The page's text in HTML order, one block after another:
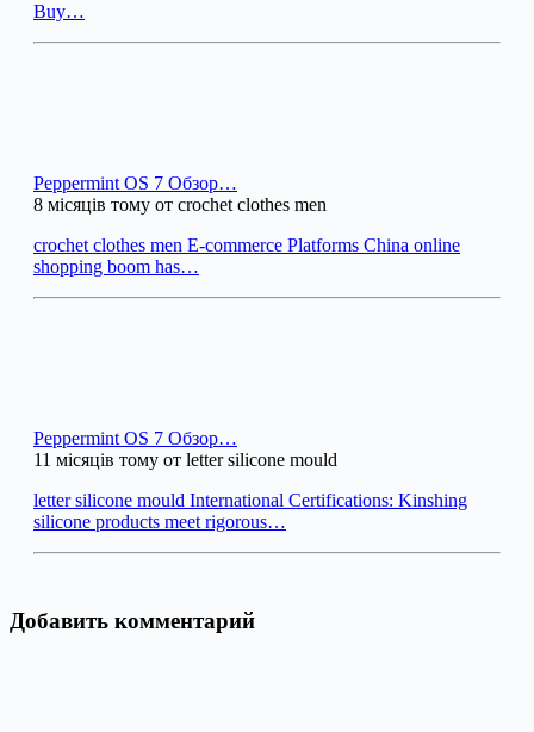
Buy…
Peppermint OS 7 Обзор…
8 місяців тому от crochet clothes men
crochet clothes men E-commerce Platforms China online
shopping boom has…
Peppermint OS 7 Обзор…
11 місяців тому от letter silicone mould
letter silicone mould International Certifications: Kinshing
silicone products meet rigorous…
Добавить комментарий